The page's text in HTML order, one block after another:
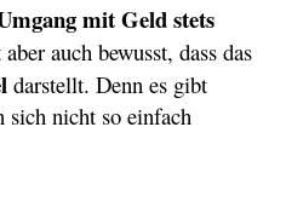
mit Geld stets
auch bewusst, dass das
darstellt. Denn es gibt
sich nicht so einfach